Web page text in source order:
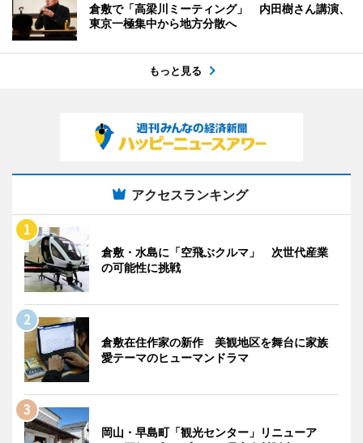
倉敷で「高梁川ミーティング」 内田樹さん講演、
東京一極集中から地方分散へ
もっと見る
アクセスランキング
倉敷・水島に「空飛ぶクルマ」 次世代産業
の可能性に挑戦
倉敷在住作家の新作 美観地区を舞台に家族
愛テーマのヒューマンドラマ
岡山・早島町「観光センター」リニューア